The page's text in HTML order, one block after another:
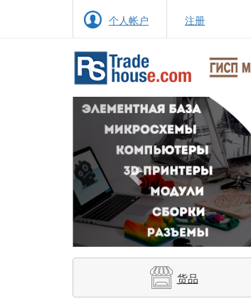
个人帐户 注册
Previous
货品